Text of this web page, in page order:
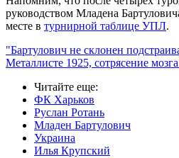
руководством Младена
месте в турнирной таблице УПЛ.
"Бартулович не склонен
Металлисте 1925, сотрясение
Читайте еще:
ФК Харьков
Руслан Ротань
Младен Бартулович
Украина
Илья Крупский